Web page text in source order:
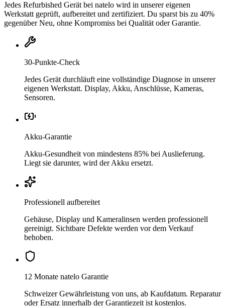
Jedes Refurbished Gerät bei natelo wird in unserer eigenen
Werkstatt geprüft, aufbereitet und zertifiziert. Du sparst bis zu 40%
gegenüber Neu, ohne Kompromiss bei Qualität oder Garantie.
30-Punkte-Check
Jedes Gerät durchläuft eine vollständige Diagnose in unserer
eigenen Werkstatt. Display, Akku, Anschlüsse, Kameras,
Sensoren.
Akku-Garantie
Akku-Gesundheit von mindestens 85% bei Auslieferung.
Liegt sie darunter, wird der Akku ersetzt.
Professionell aufbereitet
Gehäuse, Display und Kameralinsen werden professionell
gereinigt. Sichtbare Defekte werden vor dem Verkauf
behoben.
12 Monate natelo Garantie
Schweizer Gewährleistung von uns, ab Kaufdatum. Reparatur
oder Ersatz innerhalb der Garantiezeit ist kostenlos.